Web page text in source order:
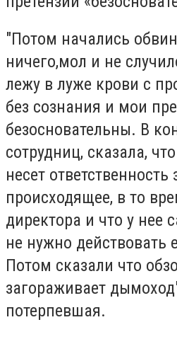
"Потом начались
ничего,мол и не
лежу в луже крови с
без сознания и мои
безосновательны. В
сотрудниц, сказала,
несет ответственность
происходящее, в то
директора и что у нее
не нужно действовать
Потом сказали что
загораживает
потерпевшая.